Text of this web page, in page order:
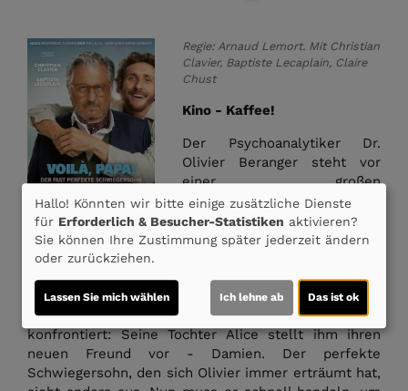
Regie: Arnaud Lemort. Mit Christian
Clavier, Baptiste Lecaplain, Claire
Chust
Kino - Kaffee!
Der Psychoanalytiker Dr.
Olivier Beranger steht vor
einer großen
Herausforderung: Sein
Patient Damien Leroy leidet
unter starken Ängsten und ist
loszuwerden, rät Olivier ihm, dass nur die wahre
Liebe seine Phobien lindern könne. Ein Jahr später
jedoch wird Olivier mit einer unerwarteten Wendung
konfrontiert: Seine Tochter Alice stellt ihm ihren
neuen Freund vor - Damien. Der perfekte
Schwiegersohn, den sich Olivier immer erträumt hat,
Hallo! Könnten wir bitte einige zusätzliche Dienste
für Erforderlich & Besucher-Statistiken aktivieren?
Sie können Ihre Zustimmung später jederzeit ändern
oder zurückziehen.
Lassen Sie mich wählen Ich lehne ab Das ist ok